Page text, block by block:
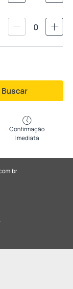
0
Buscar
Confirmação
Imediata